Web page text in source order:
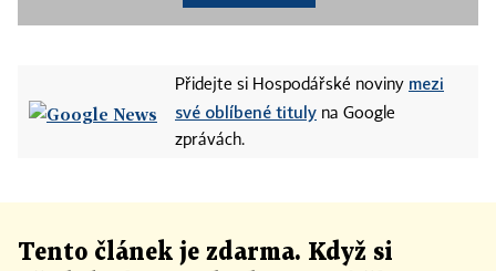
Přidejte si Hospodářské noviny mezi
své oblíbené tituly na Google
zprávách.
Tento článek je zdarma. Když si